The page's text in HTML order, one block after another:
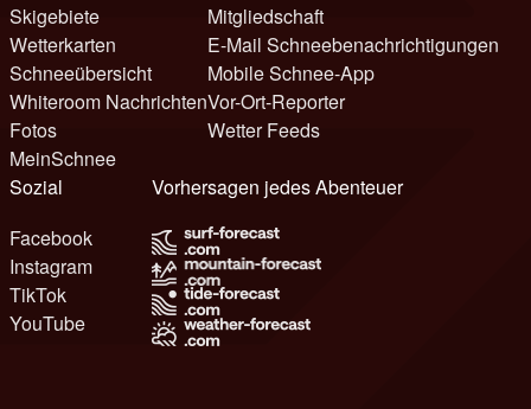
Skigebiete
Wetterkarten
Schneeübersicht
Whiteroom Nachrichten
Fotos
MeinSchnee
Mitgliedschaft
E-Mail Schneebenachrichtigungen
Mobile Schnee-App
Vor-Ort-Reporter
Wetter Feeds
Sozial
Facebook
Instagram
TikTok
YouTube
Vorhersagen jedes Abenteuer